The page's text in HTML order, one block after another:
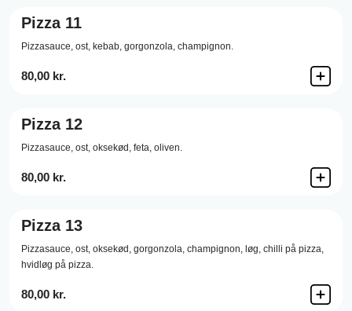
Pizza 11
Pizzasauce, ost, kebab, gorgonzola, champignon.
80,00 kr.
Pizza 12
Pizzasauce, ost, oksekød, feta, oliven.
80,00 kr.
Pizza 13
Pizzasauce, ost, oksekød, gorgonzola, champignon, løg, chilli på pizza,
hvidløg på pizza.
80,00 kr.